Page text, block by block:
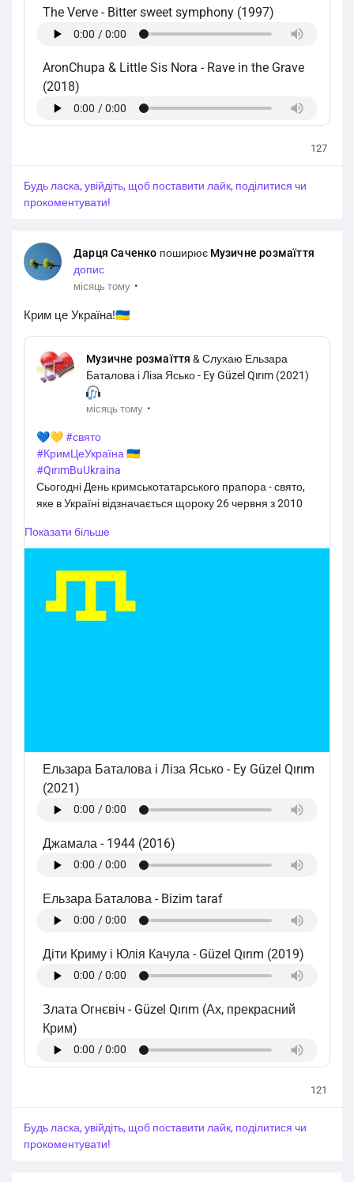
The Verve - Bitter sweet symphony (1997)
AronChupa & Little Sis Nora - Rave in the Grave
(2018)
127
Будь ласка, увійдіть, щоб поставити лайк, поділитися чи
прокоментувати!
Дарця Саченко поширює Музичне розмаїття
допис
місяць тому ·
Крим це Україна!🇺🇦
Музичне розмаїття & Слухаю Ельзара
Баталова і Ліза Ясько - Ey Güzel Qırım (2021)
місяць тому ·
💙💛#свято
#КримЦеУкраїна 🇺🇦
#QırımBuUkraina
Сьогодні День кримськотатарського прапора - свято,
яке в Україні відзначається щороку 26 червня з 2010
#ukrainian_music
Показати більше
Ельзара Баталова і Ліза Ясько - Ey Güzel Qırım
(2021)
Джамала - 1944 (2016)
Ельзара Баталова - Bizim taraf
Діти Криму і Юлія Качула - Güzel Qırım (2019)
Злата Огнєвіч - Güzel Qırım (Ах, прекрасний
Крим)
121
Будь ласка, увійдіть, щоб поставити лайк, поділитися чи
прокоментувати!